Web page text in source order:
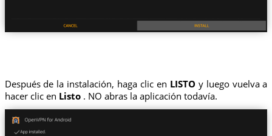
Después de la instalación, haga clic en LISTO y luego vuelva a
hacer clic en Listo. NO abras la aplicación todavía.